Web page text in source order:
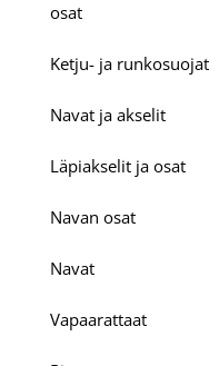
osat
Ketju- ja runkosuojat
Navat ja akselit
Läpiakselit ja osat
Navan osat
Navat
Vapaarattaat